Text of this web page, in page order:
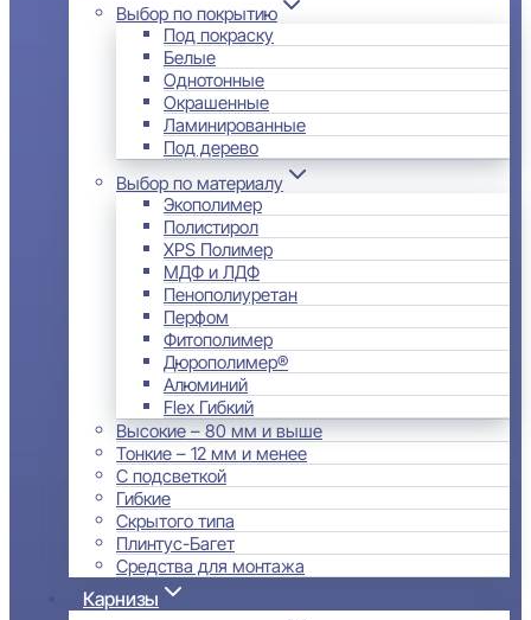
Выбор по покрытию
Под покраску
Белые
Однотонные
Окрашенные
Ламинированные
Под дерево
Выбор по материалу
Экополимер
Полистирол
XPS Полимер
МДФ и ЛДФ
Пенополиуретан
Перфом
Фитополимер
Дюрополимер®
Алюминий
Flex Гибкий
Высокие – 80 мм и выше
Тонкие – 12 мм и менее
С подсветкой
Гибкие
Скрытого типа
Плинтус-Багет
Средства для монтажа
Карнизы